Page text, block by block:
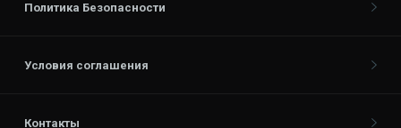
Политика Безопасности
Условия соглашения
Контакты